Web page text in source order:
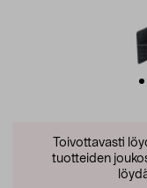
Toivottavasti
tuotteiden